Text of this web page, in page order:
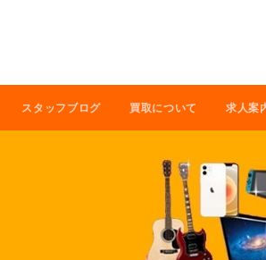
スタッフブログ 買取について 求人案